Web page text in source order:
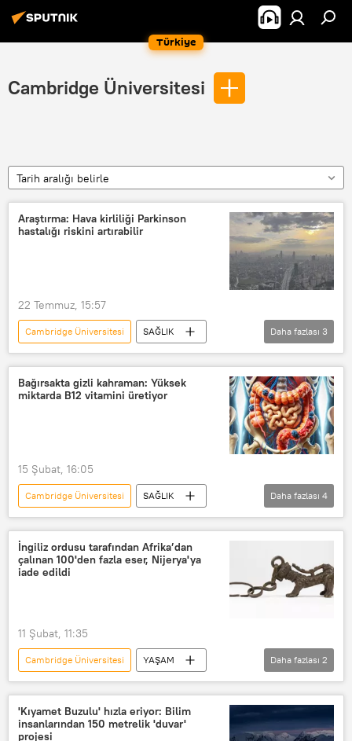
Türkiye
Cambridge Üniversitesi
Tarih aralığı belirle
Araştırma: Hava kirliliği Parkinson
hastalığı riskini artırabilir
22 Temmuz, 15:57
Cambridge Üniversitesi
SAĞLIK
Araştırma
Parkinson
Hava kirliliği
Daha fazlası 3
Bağırsakta gizli kahraman: Yüksek
miktarda B12 vitamini üretiyor
15 Şubat, 16:05
Cambridge Üniversitesi
SAĞLIK
bağırsak
Bakteri
kronik hastalık
Araştırma
Daha fazlası 4
İngiliz ordusu tarafından Afrika’dan
çalınan 100'den fazla eser, Nijerya'ya
iade edildi
11 Şubat, 11:35
Cambridge Üniversitesi
YAŞAM
Nijerya
Cambridge
Daha fazlası 2
'Kıyamet Buzulu' hızla eriyor: Bilim
insanlarından 150 metrelik 'duvar'
projesi